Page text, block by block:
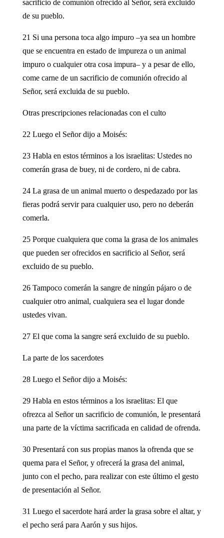
sacrificio de comunión ofrecido al Señor, será excluido
de su pueblo.
21 Si una persona toca algo impuro –ya sea un hombre
que se encuentra en estado de impureza o un animal
impuro o cualquier otra cosa impura– y a pesar de ello,
come carne de un sacrificio de comunión ofrecido al
Señor, será excluida de su pueblo.
Otras prescripciones relacionadas con el culto
22 Luego el Señor dijo a Moisés:
23 Habla en estos términos a los israelitas: Ustedes no
comerán grasa de buey, ni de cordero, ni de cabra.
24 La grasa de un animal muerto o despedazado por las
fieras podrá servir para cualquier uso, pero no deberán
comerla.
25 Porque cualquiera que coma la grasa de los animales
que pueden ser ofrecidos en sacrificio al Señor, será
excluido de su pueblo.
26 Tampoco comerán la sangre de ningún pájaro o de
cualquier otro animal, cualquiera sea el lugar donde
ustedes vivan.
27 El que coma la sangre será excluido de su pueblo.
La parte de los sacerdotes
28 Luego el Señor dijo a Moisés:
29 Habla en estos términos a los israelitas: El que
ofrezca al Señor un sacrificio de comunión, le presentará
una parte de la víctima sacrificada en calidad de ofrenda.
30 Presentará con sus propias manos la ofrenda que se
quema para el Señor, y ofrecerá la grasa del animal,
junto con el pecho, para realizar con este último el gesto
de presentación al Señor.
31 Luego el sacerdote hará arder la grasa sobre el altar, y
el pecho será para Aarón y sus hijos.